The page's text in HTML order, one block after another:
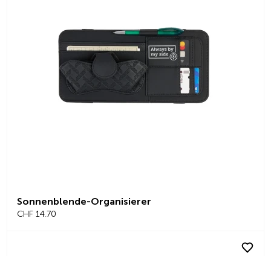
Sonnenblende-Organisierer
CHF 14.70